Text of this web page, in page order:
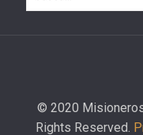
© 2020
Rights Reserved.